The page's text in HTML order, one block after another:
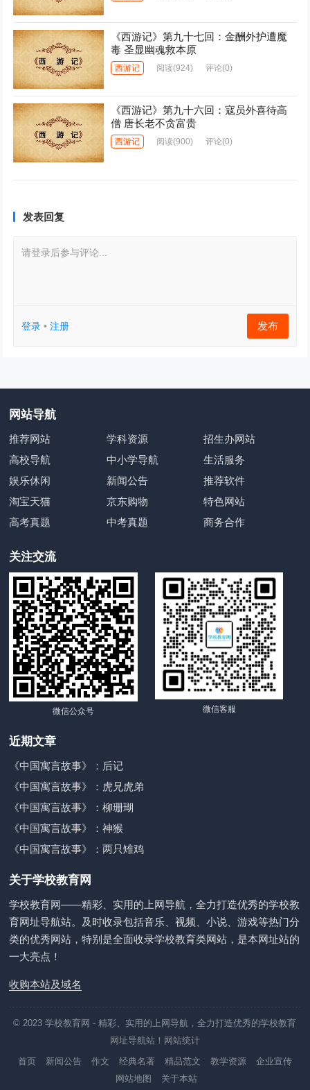
《西游记》第九十七回：金酬外护遭魔
毒 圣显幽魂救本原
西游记 阅读(924) 评论(0)
《西游记》第九十六回：寇员外喜待高
僧 唐长老不贪富贵
西游记 阅读(900) 评论(0)
发表回复
请登录后参与评论...
登录 •注册 发布
网站导航
推荐网站 学科资源
招生办网站
高校导航
中小学导航
生活服务
娱乐休闲
新闻公告
推荐软件
淘宝天猫
京东购物
特色网站
高考真题
中考真题 商务合作
关注交流
微信公众号 微信客服
近期文章
《中国寓言故事》：后记
《中国寓言故事》：虎兄虎弟
《中国寓言故事》：柳珊瑚
《中国寓言故事》：神猴
《中国寓言故事》：两只雉鸡
关于学校教育网
学校教育网——精彩、实用的上网导航，全力打造优秀的学校教
育网址导航站。及时收录包括音乐、视频、小说、游戏等热门分
类的优秀网站，特别是全面收录学校教育类网站，是本网址站的
一大亮点！
收购本站及域名
© 2023学校教育网 - 精彩、实用的上网导航，全力打造优秀的学校教育
网址导航站！ 网站统计
首页
新闻公告 作文 经典名著 精品范文 教学资源
企业宣传
网站地图
关于本站